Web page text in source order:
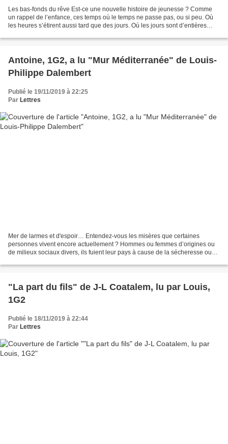
Les bas-fonds du rêve Est-ce une nouvelle histoire de jeunesse ? Comme
un rappel de l’enfance, ces temps où le temps ne passe pas, ou si peu. Où
les heures s’étirent aussi tard que des jours. Où les jours sont d’entières
Antoine, 1G2, a lu "Mur Méditerranée" de Louis-
Philippe Dalembert
Publié le 19/11/2019 à 22:25
Par Lettres
Mer de larmes et d'espoir… Entendez-vous les misères que certaines
personnes vivent encore actuellement ? Hommes ou femmes d’origines ou
de milieux sociaux divers, ils fuient leur pays à cause de la sécheresse ou
"La part du fils" de J-L Coatalem, lu par Louis,
1G2
Publié le 18/11/2019 à 22:44
Par Lettres